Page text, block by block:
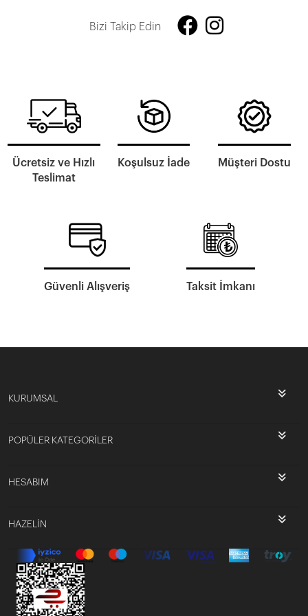
Bizi Takip Edin
Ücretsiz ve Hızlı
Teslimat
Koşulsuz İade Müşteri Dostu
Güvenli Alışveriş Taksit İmkanı
KURUMSAL
POPÜLER KATEGORİLER
HESABIM
HAZELİN